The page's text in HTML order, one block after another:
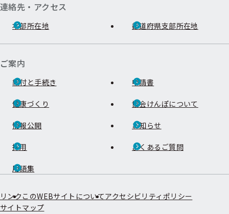
連絡先・アクセス
本部所在地 都道府県支部所在地
ご案内
給付と手続き 申請書
健康づくり 協会けんぽについて
情報公開 お知らせ
採用 よくあるご質問
用語集
リンク このWEBサイトについてアクセシビリティポリシー
サイトマップ